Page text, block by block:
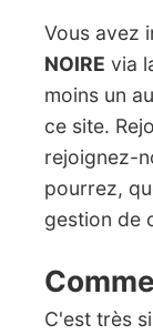
Vous avez
NOIRE via
moins un
ce site.
rejoignez-
pourrez,
gestion de
C'est très